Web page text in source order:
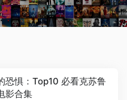
恐惧：Top10 必看克苏鲁
影合集